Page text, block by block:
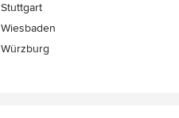
Stuttgart
Wiesbaden
Würzburg